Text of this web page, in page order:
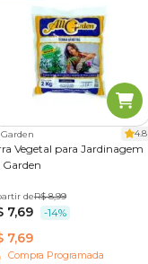
4.8
Vegetal para Jardinagem
Garden
kg deR$ 8,99
7,69 -14%
7,69
Compra Programada